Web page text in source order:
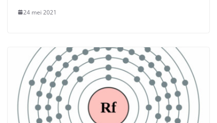
24 mei 2021